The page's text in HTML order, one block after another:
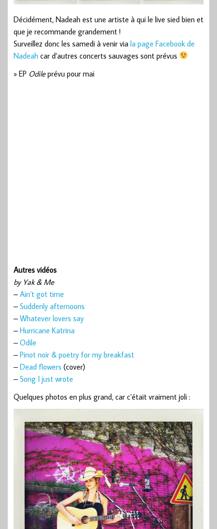
Décidément, Nadeah est une artiste à qui le live sied bien et
que je recommande grandement !
Surveillez donc les samedi à venir via la page Facebook de
Nadeah car d’autres concerts sauvages sont prévus
» EP Odileprévu pour mai
Autres vidéos
by Yak & Me
– Ain’t got time
– Suddenly afternoons
– Whatever lovers say
– Hurricane Katrina
– Odile
– Pinot noir & poetry for my breakfast
– Dead flowers (cover)
– Song I just wrote
Quelques photos en plus grand, car c’était vraiment joli :